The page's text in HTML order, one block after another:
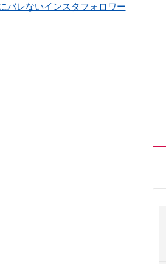
バレないインスタフォロワー